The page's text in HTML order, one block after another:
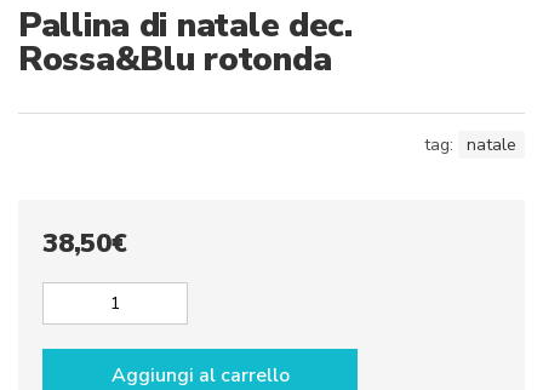
Pallina di natale dec.
Rossa&Blu rotonda
tag: natale
38,50€
Aggiungi al carrello